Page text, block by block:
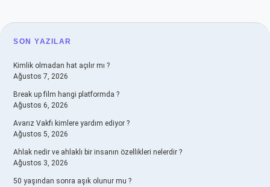
SIDEBAR
SON YAZILAR
Kimlik olmadan hat açılır mı ?
Ağustos 7, 2026
Break up film hangi platformda ?
Ağustos 6, 2026
Avarız Vakfı kimlere yardım ediyor ?
Ağustos 5, 2026
Ahlak nedir ve ahlaklı bir insanın özellikleri nelerdir ?
Ağustos 3, 2026
50 yaşından sonra aşık olunur mu ?